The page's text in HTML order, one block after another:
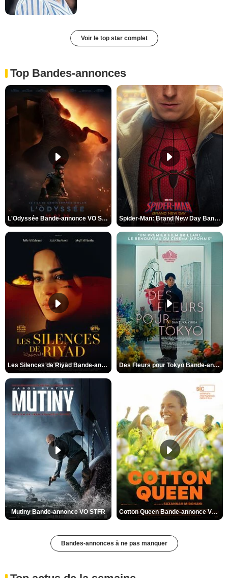
Voir le top star complet
Top Bandes-annonces
L'Odyssée Bande-annonce VO STFR Spider-Man: Brand New Day Bande-annonce VO STFR
Les Silences de Riyad Bande-annonce VO STFR Des Fleurs pour Tokyo Bande-annonce VO STFR
Mutiny Bande-annonce VO STFR Cotton Queen Bande-annonce VO STFR
Bandes-annonces à ne pas manquer